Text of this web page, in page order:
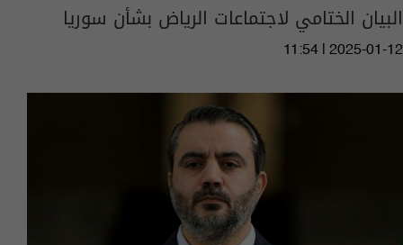
البيان الختامي لاجتماعات الرياض بشأن سوريا
11:54 | 2025-01-12